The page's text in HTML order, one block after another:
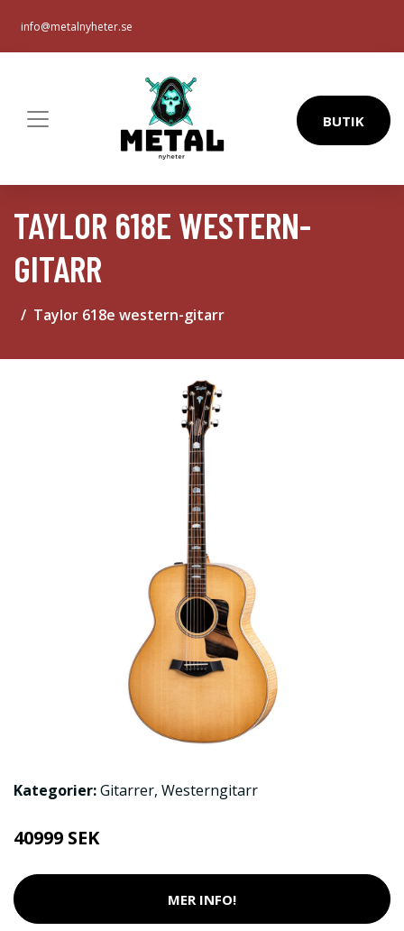
info@metalnyheter.se
BUTIK
TAYLOR 618E WESTERN-
GITARR
Taylor 618e western-gitarr
Kategorier:Gitarrer, Westerngitarr
40999 SEK
MER INFO!